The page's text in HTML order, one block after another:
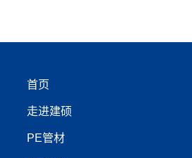
首页
走进建硕
PE管材
PE-RT管